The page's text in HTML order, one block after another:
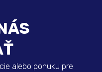
alebo ponuku pre